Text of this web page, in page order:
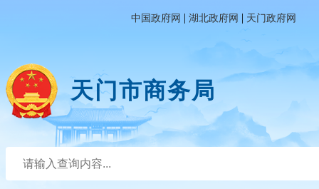
中国政府网 | 湖北政府网 | 天门政府网
天门市商务局